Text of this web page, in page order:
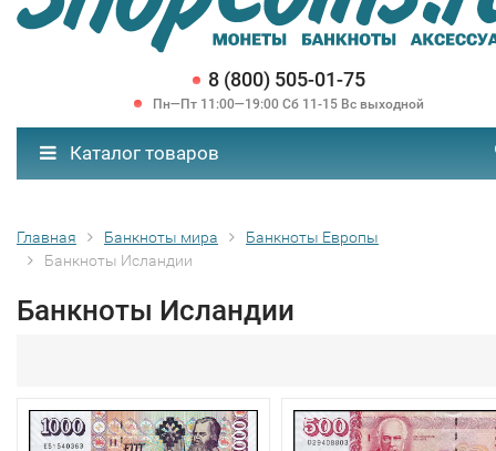
8 (800) 505-01-75
Пн—Пт 11:00—19:00 Сб 11-15 Вс выходной
Каталог товаров
Главная Банкноты мира
Банкноты Европы
Банкноты Исландии
Банкноты Исландии